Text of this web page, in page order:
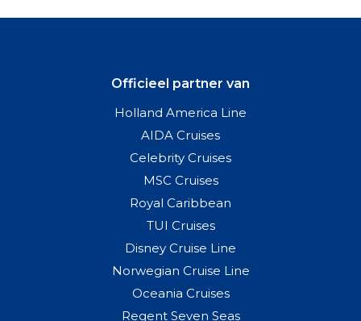
Officieel partner van
Holland America Line
AIDA Cruises
Celebrity Cruises
MSC Cruises
Royal Caribbean
TUI Cruises
Disney Cruise Line
Norwegian Cruise Line
Oceania Cruises
Regent Seven Seas